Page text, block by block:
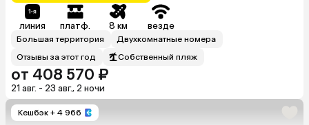
линия платф. 8 км везде
Большая территория
Двухкомнатные номера
Отзывы за этот год
Собственный пляж
от 408 570 ₽
21 авг. - 23 авг., 2 ночи
Кешбэк + 4 966